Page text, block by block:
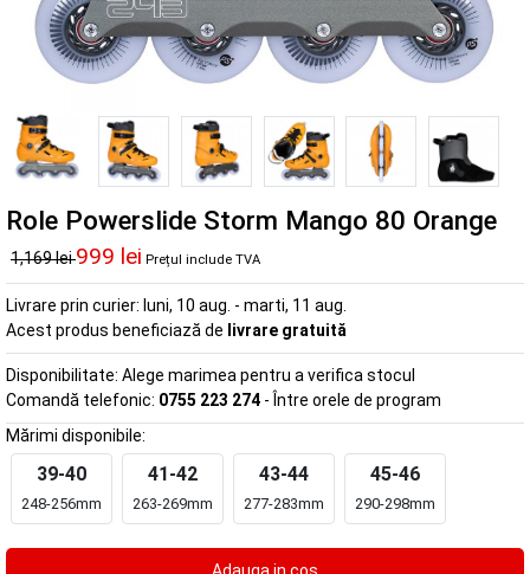
Role Powerslide Storm Mango 80 Orange
1,169 lei999 lei Prețul include TVA
Livrare prin curier: luni, 10 aug. - marti, 11 aug.
Acest produs beneficiază de livrare gratuită
Disponibilitate: Alege marimea pentru a verifica stocul
Comandă telefonic: 0755 223 274 - Între orele de program
Mărimi disponibile:
39-40
248-256mm
41-42
263-269mm
43-44
277-283mm
45-46
290-298mm